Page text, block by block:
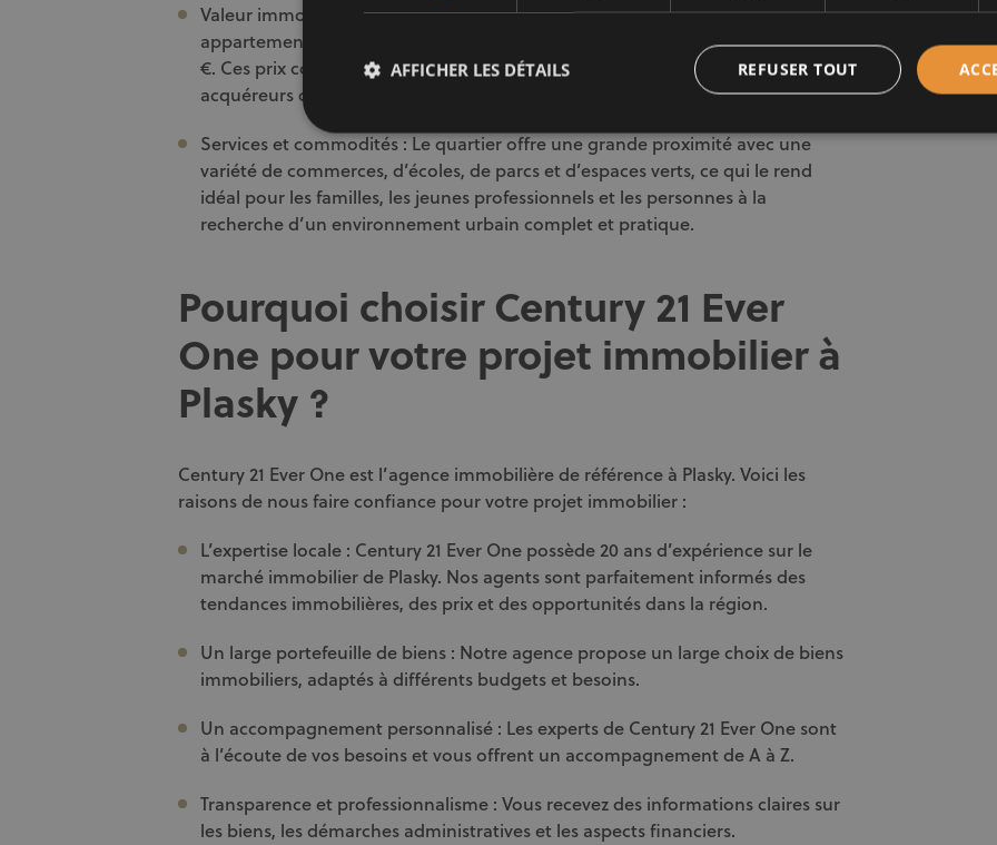
Valeur immobilière attrayante : Le prix moyen du mètre carré pour un
appartement est estimé à 3 589 €, tandis que celui d’une maison est de 3 305
€. Ces prix compétitifs rendent le quartier de Plasky attractif pour les futurs
acquéreurs désireux de réaliser un investissement intéressant.
Services et commodités : Le quartier offre une grande proximité avec une
variété de commerces, d’écoles, de parcs et d’espaces verts, ce qui le rend
idéal pour les familles, les jeunes professionnels et les personnes à la
recherche d’un environnement urbain complet et pratique.
Pourquoi choisir Century 21 Ever
One pour votre projet immobilier à
Plasky ?
Century 21 Ever One est l’agence immobilière de référence à Plasky. Voici les
raisons de nous faire confiance pour votre projet immobilier :
L’expertise locale : Century 21 Ever One possède 20 ans d’expérience sur le
marché immobilier de Plasky. Nos agents sont parfaitement informés des
tendances immobilières, des prix et des opportunités dans la région.
Un large portefeuille de biens : Notre agence propose un large choix de biens
immobiliers, adaptés à différents budgets et besoins.
Un accompagnement personnalisé : Les experts de Century 21 Ever One sont
à l’écoute de vos besoins et vous offrent un accompagnement de A à Z.
Transparence et professionnalisme : Vous recevez des informations claires sur
les biens, les démarches administratives et les aspects financiers.
REFUSER TOUT
AFFICHER LES DÉTAILS